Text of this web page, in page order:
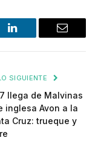
LinkedIn Email
SIGUIENTE
llega de Malvinas
inglesa Avon a la
Cruz: trueque y